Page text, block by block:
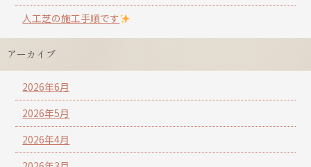
人工芝の施工手順です
アーカイブ
2026年6月
2026年5月
2026年4月